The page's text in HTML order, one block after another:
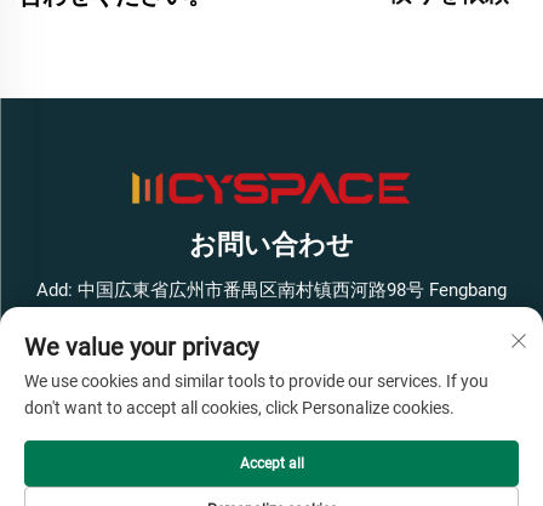
お問い合わせ
Add: 中国広東省広州市番禺区南村镇西河路98号 Fengbang
電話番号： +86-13316062192
メールアドレス：[email protected]
著作権 © 広州Cyspace知能設備有限公司、すべての権利を保
プライバシーポリシー- わかった
We value your privacy
We use cookies and similar tools to provide our services. If you
don't want to accept all cookies, click Personalize cookies.
Accept all